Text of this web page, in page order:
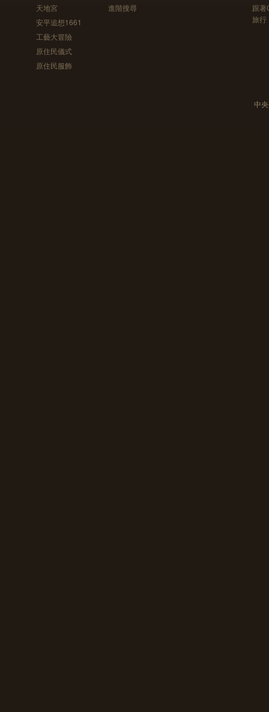
天地宮
安平追想1661
工藝大冒險
原住民儀式
原住民服飾
進階搜尋
跟
旅行
中